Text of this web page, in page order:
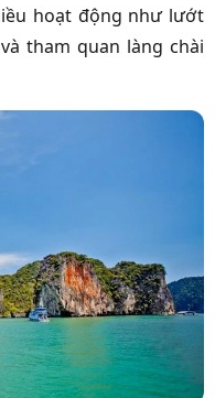
hoạt động như lướt
tham quan làng chài